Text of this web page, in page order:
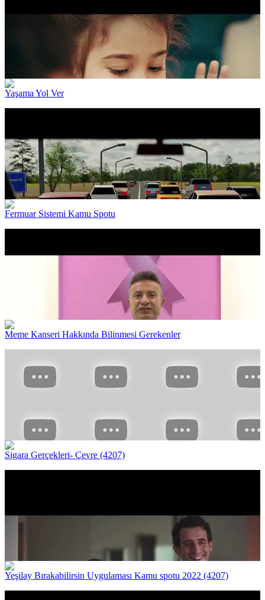
Yaşama Yol Ver
Fermuar Sistemi Kamu Spotu
Meme Kanseri Hakkında Bilinmesi Gerekenler
Sigara Gerçekleri- Çevre (4207)
Yeşilay Bırakabilirsin Uygulaması Kamu spotu 2022 (4207)